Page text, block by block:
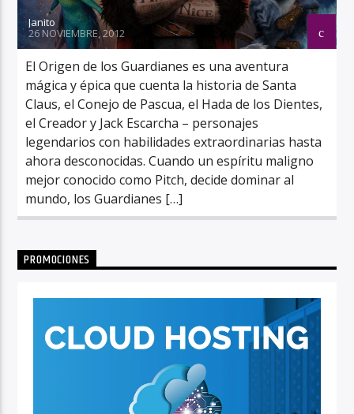
Janito
26 NOVIEMBRE, 2012
El Origen de los Guardianes es una aventura
mágica y épica que cuenta la historia de Santa
Claus, el Conejo de Pascua, el Hada de los Dientes,
el Creador y Jack Escarcha – personajes
legendarios con habilidades extraordinarias hasta
ahora desconocidas. Cuando un espíritu maligno
mejor conocido como Pitch, decide dominar al
mundo, los Guardianes […]
PROMOCIONES